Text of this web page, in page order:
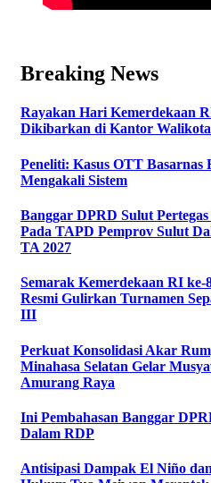
Breaking News
Rayakan Hari Kemerdekaan
Dikibarkan di Kantor Walikota
Peneliti: Kasus OTT
Mengakali Sistem
Banggar DPRD Sulut
Pada TAPD Pemprov Sulut
TA 2027
Semarak Kemerdekaan RI ke-
Resmi Gulirkan Turnamen
III
Perkuat Konsolidasi Akar
Minahasa Selatan Gelar
Amurang Raya
Ini Pembahasan Banggar
Dalam RDP
Antisipasi Dampak El Niño